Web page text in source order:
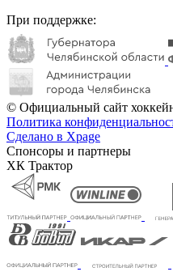
При поддержке:
© Официальный сайт
Политика
Сделано в Xpage
Спонсоры и партнеры
ХК Трактор